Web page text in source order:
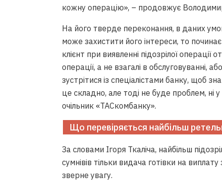
кожну операцію», – продовжує
На його тверде переконання, в даних
може захистити його інтереси, то
клієнт при виявленні підозрілої
операції, а не взагалі в обслуговуванні,
зустрітися із спеціалістами банку, щоб
це складно, але тоді не буде проблем, ні у
очільник «ТАСкомбанку».
Що перевіряється найбільш
За словами Ігоря Ткаліча, найбільш
сумнівів тільки видача готівки на
зверне увагу.